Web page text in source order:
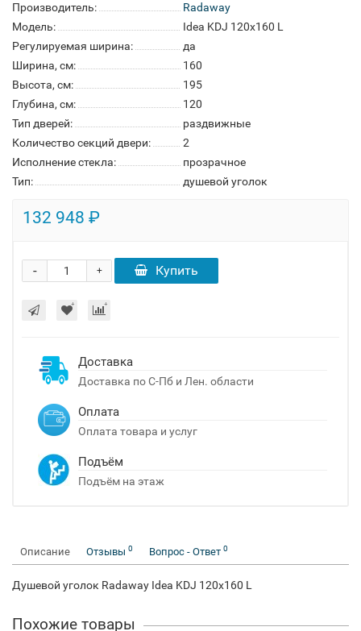
Производитель:
Radaway
Модель:
Idea KDJ 120x160 L
Регулируемая ширина:
да
Ширина, см:
160
Высота, см:
195
Глубина, см:
120
Тип дверей:
раздвижные
Количество секций двери:
2
Исполнение стекла:
прозрачное
Тип:
душевой уголок
132 948 ₽
+
- Купить
Доставка
Доставка по С-Пб и Лен. области
Оплата
Оплата товара и услуг
Подъём
Подъём на этаж
Описание Отзывы 0 Вопрос - Ответ 0
Душевой уголок Radaway Idea KDJ 120x160 L
Похожие товары